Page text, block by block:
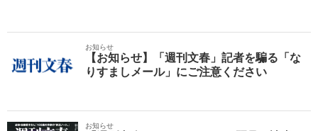
お知らせ
【お知らせ】「週刊文春」記者を騙る「な
りすましメール」にご注意ください
お知らせ